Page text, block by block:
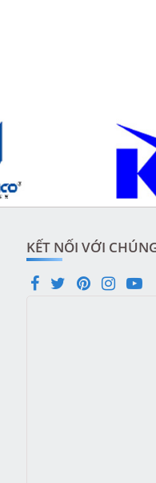
KẾT NỐI VỚI